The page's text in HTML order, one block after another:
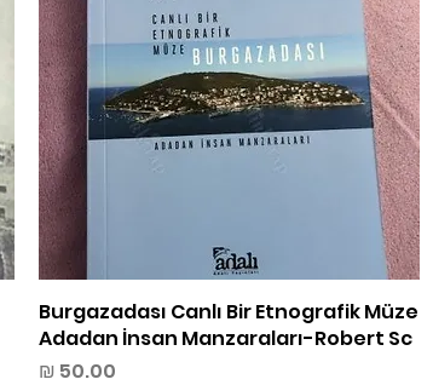
תצוגה מהירה
Burgazadası Canlı Bir Etnografik Müze
Adadan İnsan Manzaraları-Robert Sc
מחיר